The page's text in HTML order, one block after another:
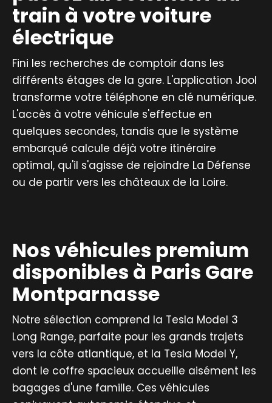
train à votre voiture
électrique
Fini les recherches de comptoir dans les
différents étages de la gare. L'application Jool
transforme votre téléphone en clé numérique.
L'accès à votre véhicule s'effectue en
quelques secondes, tandis que le système
embarqué calcule déjà votre itinéraire
optimal, qu'il s'agisse de rejoindre La Défense
ou de partir vers les châteaux de la Loire.
Nos véhicules premium
disponibles à Paris Gare
Montparnasse
Notre sélection comprend la Tesla Model 3
Long Range, parfaite pour les grands trajets
vers la côte atlantique, et la Tesla Model Y,
dont le coffre spacieux accueille aisément les
bagages d'une famille. Ces véhicules